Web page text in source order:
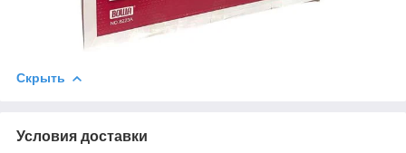
Скрыть
Условия доставки